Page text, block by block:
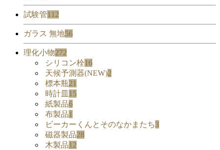
試験管112
ガラス 無地56
理化小物272
シリコン栓16
天候予測器(NEW)2
標本瓶21
時計皿 15
紙製品6
布製品1
ビーカーくんとそのなかまたち3
磁器製品28
木製品12